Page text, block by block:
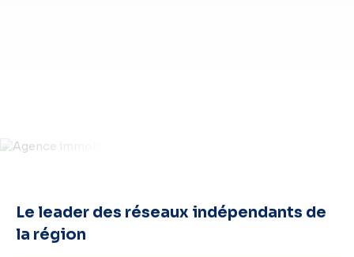
Le leader des réseaux indépendants de
la région